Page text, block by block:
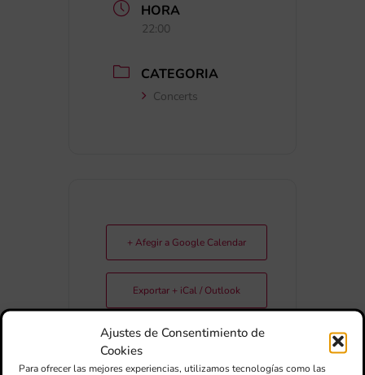
Ajustes de Consentimiento de
Cookies
Para ofrecer las mejores experiencias, utilizamos tecnologías como las
HORA
22:00
CATEGORIA
Concerts
+ Afegir a Google Calendar
Exportar + iCal / Outlook